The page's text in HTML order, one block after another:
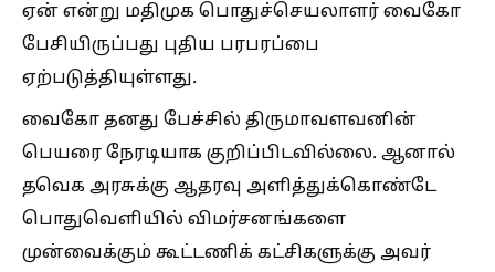
ஏன் என்று மதிமுக பொதுச்செயலாளர் வைகோ
பேசியிருப்பது புதிய பரபரப்பை
ஏற்படுத்தியுள்ளது.
வைகோ தனது பேச்சில் திருமாவளவனின்
பெயரை நேரடியாக குறிப்பிடவில்லை. ஆனால்
தவெக அரசுக்கு ஆதரவு அளித்துக்கொண்டே
பொதுவெளியில் விமர்சனங்களை
முன்வைக்கும் கூட்டணிக் கட்சிகளுக்கு அவர்